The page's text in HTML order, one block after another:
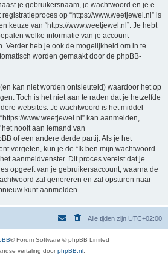
je gebruikersnaam, je wachtwoord en je e-
op “https://www.weetjewel.nl” is
keuze van “https://www.weetjewel.nl”. Je hebt
welke informatie van je account
Verder heb je ook de mogelijkheid om in te
worden gemaakt door de phpBB-
kan niet worden ontsleuteld) waardoor het op
Toch is het niet aan te raden dat je hetzelfde
websites. Je wachtwoord is het middel
www.weetjewel.nl” kan aanmelden,
nooit aan iemand van
of een andere derde partij. Als je het
vergeten, kun je de “Ik ben mijn wachtwoord
aanmeldvenster. Dit proces vereist dat je
opgeeft van je gebruikersaccount, waarna de
zal genereren en zal opsturen naar
kunt aanmelden.
Alle tijden zijn UTC+02:00
® Forum Software © phpBB Limited
vertaling doorphpBB.nl